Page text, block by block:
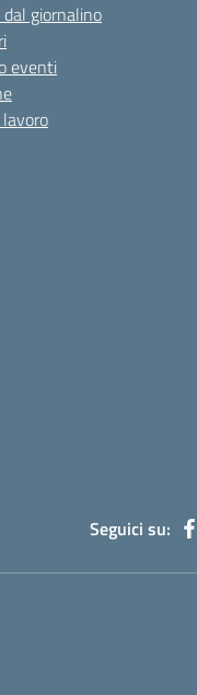
giornalino
eventi
Seguici su: